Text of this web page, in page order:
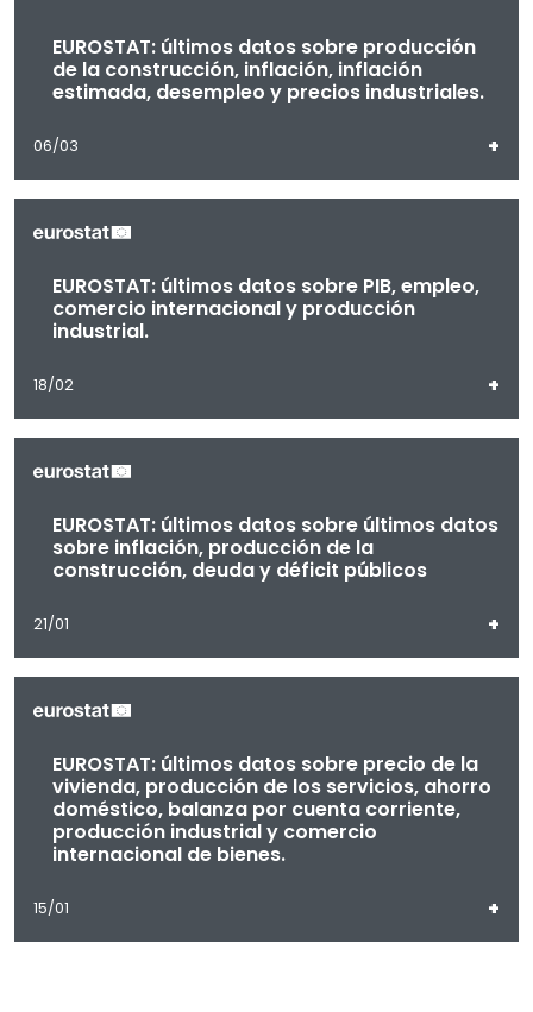
EUROSTAT: últimos datos sobre producción
de la construcción, inflación, inflación
estimada, desempleo y precios industriales.
06/03 +
EUROSTAT: últimos datos sobre PIB, empleo,
comercio internacional y producción
industrial.
18/02 +
EUROSTAT: últimos datos sobre últimos datos
sobre inflación, producción de la
construcción, deuda y déficit públicos
21/01 +
EUROSTAT: últimos datos sobre precio de la
vivienda, producción de los servicios, ahorro
doméstico, balanza por cuenta corriente,
producción industrial y comercio
internacional de bienes.
15/01 +